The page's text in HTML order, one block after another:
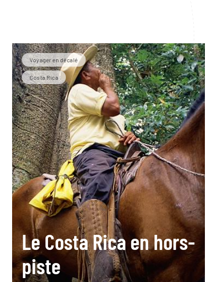
Voyager en décalé
Costa Rica
Le Costa Rica en hors-
piste